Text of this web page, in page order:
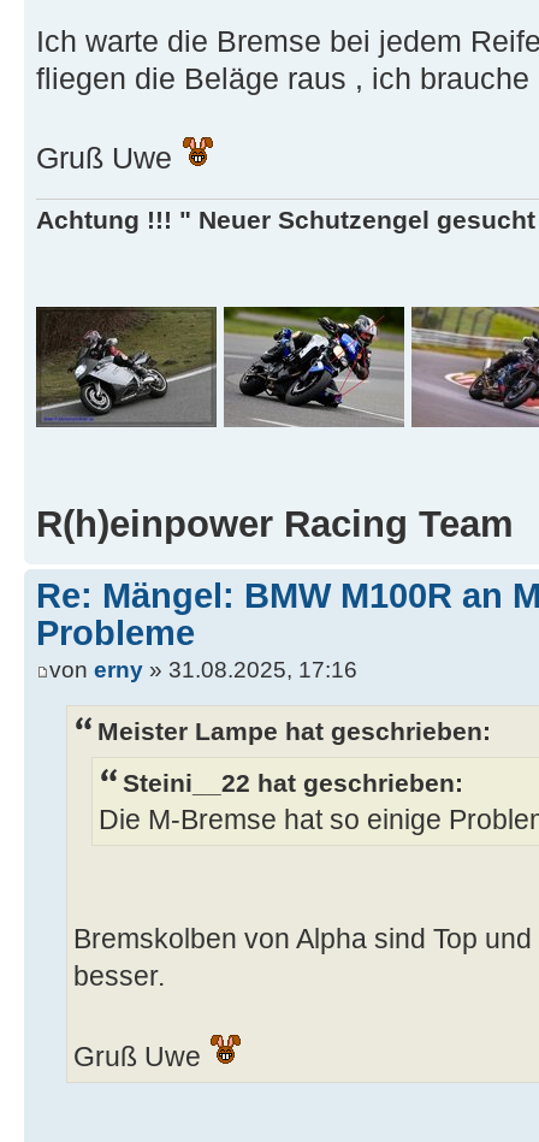
Ich warte die Bremse bei jedem
fliegen die Beläge raus , ich
Gruß Uwe
Achtung !!! " Neuer Schutzengel
R(h)einpower Racing Team
Re: Mängel: BMW M100R an
Probleme
von erny » 31.08.2025, 17:16
Meister Lampe hat geschrieben:
Steini__22 hat geschrieben:
Die M-Bremse hat so einige
Bremskolben von Alpha sind Top
besser.
Gruß Uwe